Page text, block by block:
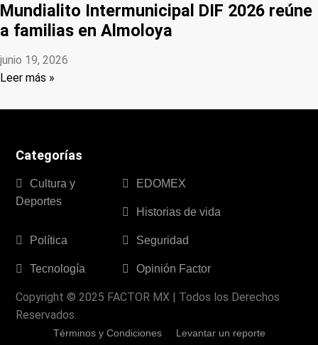
Mundialito Intermunicipal DIF 2026 reúne
a familias en Almoloya
junio 19, 2026
Leer más »
Categorías
Cultura y
Deportes
EDOMEX
Historias de vida
Política Seguridad
Tecnología Opinión Factor
Copyright © 2025 FACTOR MX | Todos los Derechos
Reservados.
Términos y Condiciones
Levantar un reporte